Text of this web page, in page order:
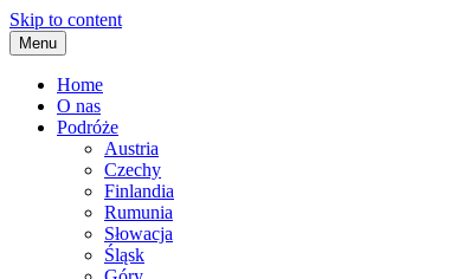
Skip to content
Menu
Home
O nas
Podróże
Austria
Czechy
Finlandia
Rumunia
Słowacja
Śląsk